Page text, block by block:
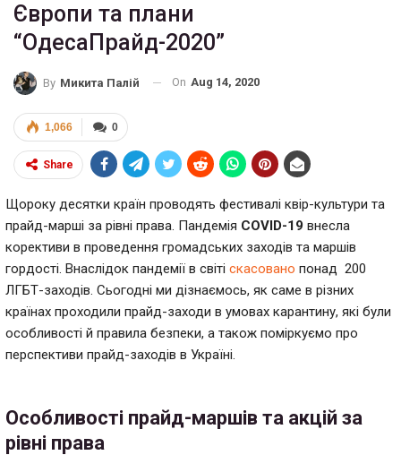
Європи та плани
“ОдесаПрайд-2020”
By Микита Палій On Aug 14, 2020
0
1,066
Share
Щороку десятки країн проводять фестивалі квір-культури та
прайд-марші за рівні права. Пандемія COVID-19 внесла
корективи в проведення громадських заходів та маршів
гордості. Внаслідок пандемії в світі скасовано понад 200
ЛГБТ-заходів. Сьогодні ми дізнаємось, як саме в різних
країнах проходили прайд-заходи в умовах карантину, які були
особливості й правила безпеки, а також поміркуємо про
перспективи прайд-заходів в Україні.
Особливості прайд-маршів та акцій за
рівні права